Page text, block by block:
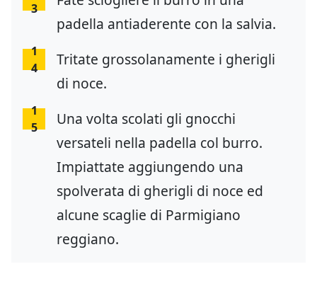
3
padella antiaderente con la salvia.
1
4
Tritate grossolanamente i gherigli
di noce.
1
5
Una volta scolati gli gnocchi
versateli nella padella col burro.
Impiattate aggiungendo una
spolverata di gherigli di noce ed
alcune scaglie di Parmigiano
reggiano.